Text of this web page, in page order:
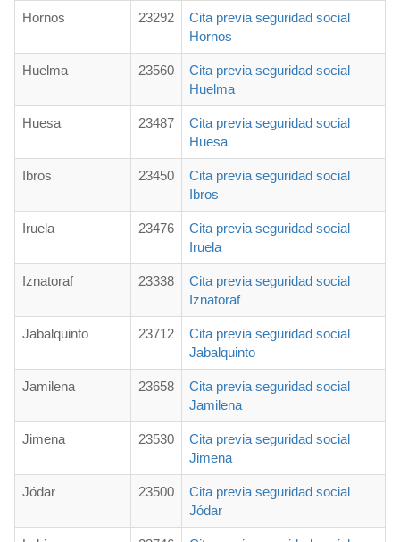
Hornos 23292
Cita previa seguridad social
Hornos
Huelma 23560
Cita previa seguridad social
Huelma
Huesa 23487
Cita previa seguridad social
Huesa
Ibros 23450
Cita previa seguridad social
Ibros
Iruela 23476
Cita previa seguridad social
Iruela
Iznatoraf 23338
Cita previa seguridad social
Iznatoraf
Jabalquinto 23712
Cita previa seguridad social
Jabalquinto
Jamilena 23658
Cita previa seguridad social
Jamilena
Jimena 23530
Cita previa seguridad social
Jimena
Jódar 23500
Cita previa seguridad social
Jódar